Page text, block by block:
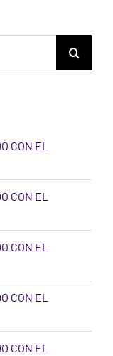
CON EL
CON EL
CON EL
CON EL
CON EL